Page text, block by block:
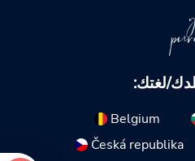
لغتك:
Belgium
Česká republika